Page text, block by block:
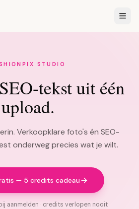
STUDIO
SEO-tekst uit één
upload.
Verkoopklare foto's én SEO-
onderweg precies wat je wilt.
— 5 credits cadeau
aanmelden · credits verlopen nooit